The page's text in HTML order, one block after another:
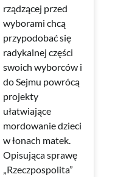
rządzącej przed
wyborami chcą
przypodobać się
radykalnej części
swoich wyborców i
do Sejmu powrócą
projekty
ułatwiające
mordowanie dzieci
w łonach matek.
Opisująca sprawę
„Rzeczpospolita”